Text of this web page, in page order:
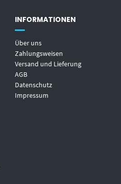
INFORMATIONEN
Über uns
Zahlungsweisen
Versand und Lieferung
AGB
Datenschutz
Impressum